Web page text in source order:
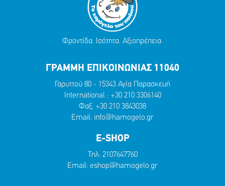
Φροντίδα. Ισότητα. Αξιοπρέπεια.
ΓΡΑΜΜΗ ΕΠΙΚΟΙΝΩΝΙΑΣ 11040
Γαρυττού 80 - 15343 Αγία Παρασκευή
International : +30 210 3306140
Φαξ: +30 210 3843038
Email: info@hamogelo.gr
E-SHOP
Τηλ: 2107647760
Email: eshop@hamogelo.gr